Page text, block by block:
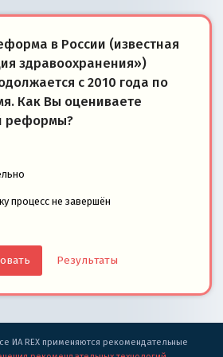
в России (известная
здравоохранения»)
с 2010 года по
Как Вы оцениваете
реформы?
процесс не завершён
Результаты
ИА REX применяются рекомендательные